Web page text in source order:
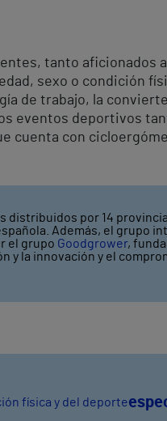
tanto aficionados
sexo o condición
de trabajo, la
eventos deportivos
cuenta con
distribuidos por 14
Además, el grupo
el grupo Goodgrower,
la innovación y el
física y del deporte